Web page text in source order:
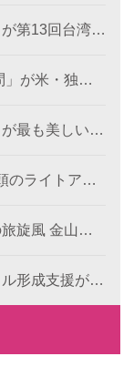
第13回台湾景
」が米・独・
最も美しい季
のライトアッ
界中から代表
旋風 金山・
形成支援が成
ブランドの国